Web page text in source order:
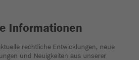
Informationen
rechtliche Entwicklungen, neue
und Neuigkeiten aus unserer